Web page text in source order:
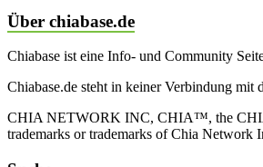
Über chiabase.de
Chiabase ist eine Info- und Community
Chiabase.de steht in keiner Verbindung
CHIA NETWORK INC, CHIA™, the
trademarks or trademarks of Chia Network